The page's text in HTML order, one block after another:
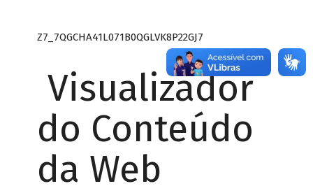
Z7_7QGCHA41L071B0QGLVK8P22GJ7
Visualizador
do Conteúdo
da Web